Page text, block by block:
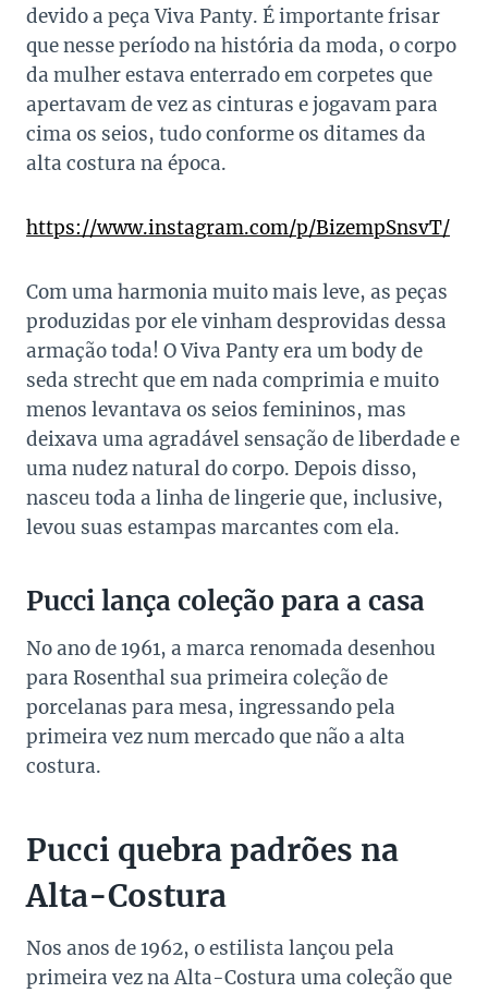
devido a peça Viva Panty. É importante frisar
que nesse período na história da moda, o corpo
da mulher estava enterrado em corpetes que
apertavam de vez as cinturas e jogavam para
cima os seios, tudo conforme os ditames da
alta costura na época.
https://www.instagram.com/p/BizempSnsvT/
Com uma harmonia muito mais leve, as peças
produzidas por ele vinham desprovidas dessa
armação toda! O Viva Panty era um body de
seda strecht que em nada comprimia e muito
menos levantava os seios femininos, mas
deixava uma agradável sensação de liberdade e
uma nudez natural do corpo. Depois disso,
nasceu toda a linha de lingerie que, inclusive,
levou suas estampas marcantes com ela.
Pucci lança coleção para a casa
No ano de 1961, a marca renomada desenhou
para Rosenthal sua primeira coleção de
porcelanas para mesa, ingressando pela
primeira vez num mercado que não a alta
costura.
Pucci quebra padrões na
Alta-Costura
Nos anos de 1962, o estilista lançou pela
primeira vez na Alta-Costura uma coleção que